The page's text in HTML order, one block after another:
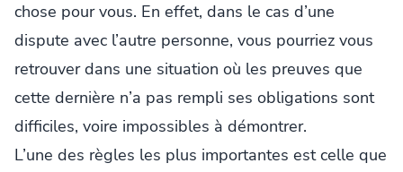
chose pour vous. En effet, dans le cas d’une
dispute avec l’autre personne, vous pourriez vous
retrouver dans une situation où les preuves que
cette dernière n’a pas rempli ses obligations sont
difficiles, voire impossibles à démontrer.
L’une des règles les plus importantes est celle que